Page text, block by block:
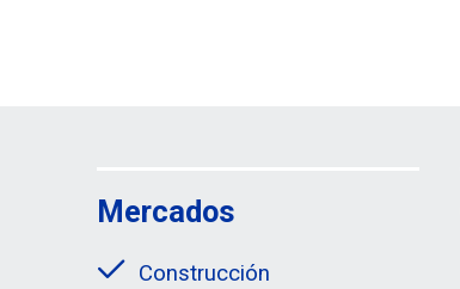
Mercados
Construcción